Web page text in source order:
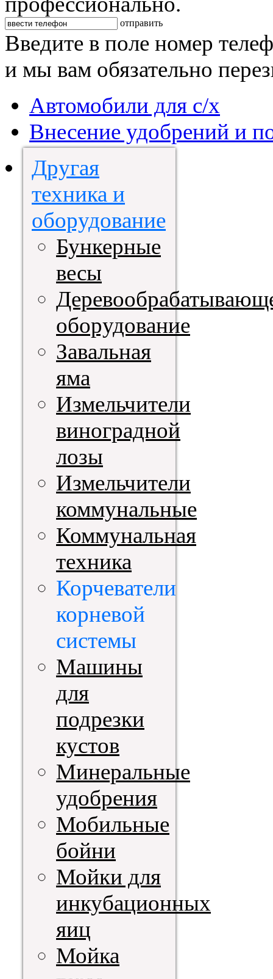
отправить
Введите в поле номер
и мы вам обязательно
Автомобили для с/х
Внесение удобрений и
Другая
техника и
оборудование
Бункерные
весы
оборудование
Завальная
яма
Измельчители
виноградной
лозы
Измельчители
коммунальные
Коммунальная
техника
Корчеватели
корневой
системы
Машины
для
подрезки
кустов
Минеральные
удобрения
Мобильные
бойни
Мойки для
инкубационных
яиц
Мойка